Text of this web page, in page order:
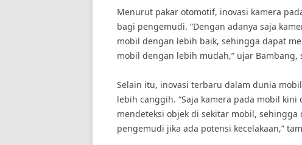
Menurut pakar otomotif, inovasi kamera
bagi pengemudi. “Dengan adanya saja
mobil dengan lebih baik, sehingga dapat
mobil dengan lebih mudah,” ujar
Selain itu, inovasi terbaru dalam dunia
lebih canggih. “Saja kamera pada mobil
mendeteksi objek di sekitar mobil,
pengemudi jika ada potensi kecelakaan,”